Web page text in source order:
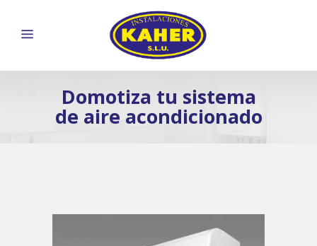
Domotiza tu sistema
de aire acondicionado